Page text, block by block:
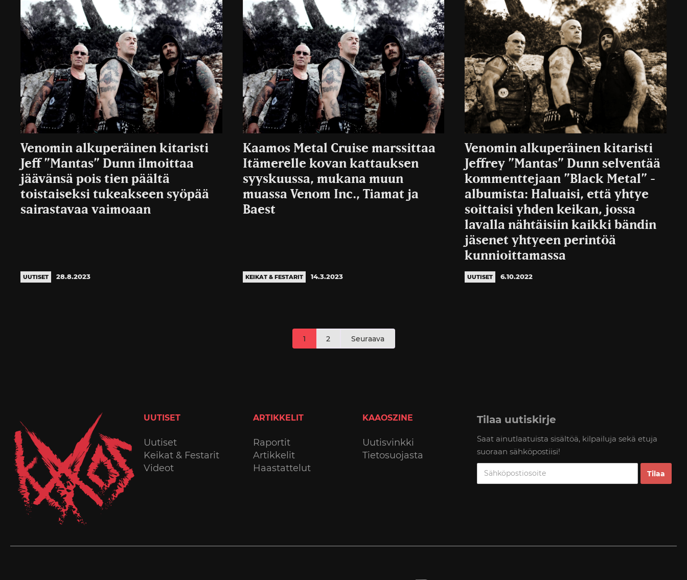
Venomin alkuperäinen kitaristi
Jeff ”Mantas” Dunn ilmoittaa
jäävänsä pois tien päältä
toistaiseksi tukeakseen syöpää
sairastavaa vaimoaan
UUTISET 28.8.2023
Kaamos Metal Cruise marssittaa
Itämerelle kovan kattauksen
syyskuussa, mukana muun
muassa Venom Inc., Tiamat ja
Baest
KEIKAT & FESTARIT 14.3.2023
Venomin alkuperäinen kitaristi
Jeffrey ”Mantas” Dunn selventää
kommenttejaan ”Black Metal” -
albumista: Haluaisi, että yhtye
soittaisi yhden keikan, jossa
lavalla nähtäisiin kaikki bändin
jäsenet yhtyeen perintöä
kunnioittamassa
UUTISET 6.10.2022
sivutus
1 2 Seuraava
UUTISET
Uutiset
Keikat & Festarit
Videot
ARTIKKELIT
Raportit
Artikkelit
Haastattelut
KAAOSZINE
Uutisvinkki
Tietosuojasta
Tilaa uutiskirje
Saat ainutlaatuista sisältöä, kilpailuja sekä etuja
suoraan sähköpostiisi!